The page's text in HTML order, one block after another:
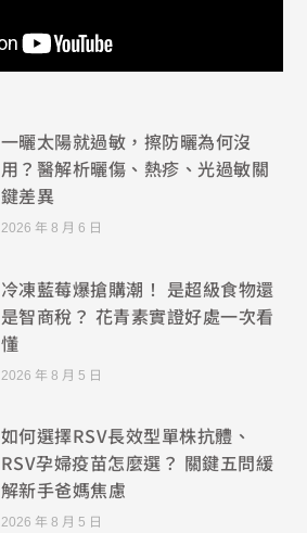
一曬太陽就過敏，擦防曬為何沒
用？醫解析曬傷、熱疹、光過敏關
鍵差異
2026 年 8 月 6 日
冷凍藍莓爆搶購潮！ 是超級食物還
是智商稅？ 花青素實證好處一次看
懂
2026 年 8 月 5 日
如何選擇RSV長效型單株抗體、
RSV孕婦疫苗怎麼選？ 關鍵五問緩
解新手爸媽焦慮
2026 年 8 月 5 日